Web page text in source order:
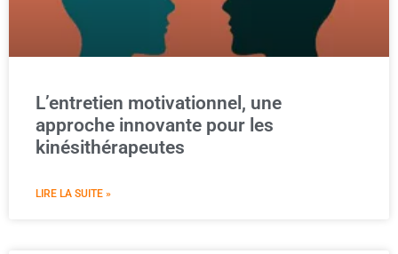
L’entretien motivationnel, une
approche innovante pour les
kinésithérapeutes
LIRE LA SUITE »